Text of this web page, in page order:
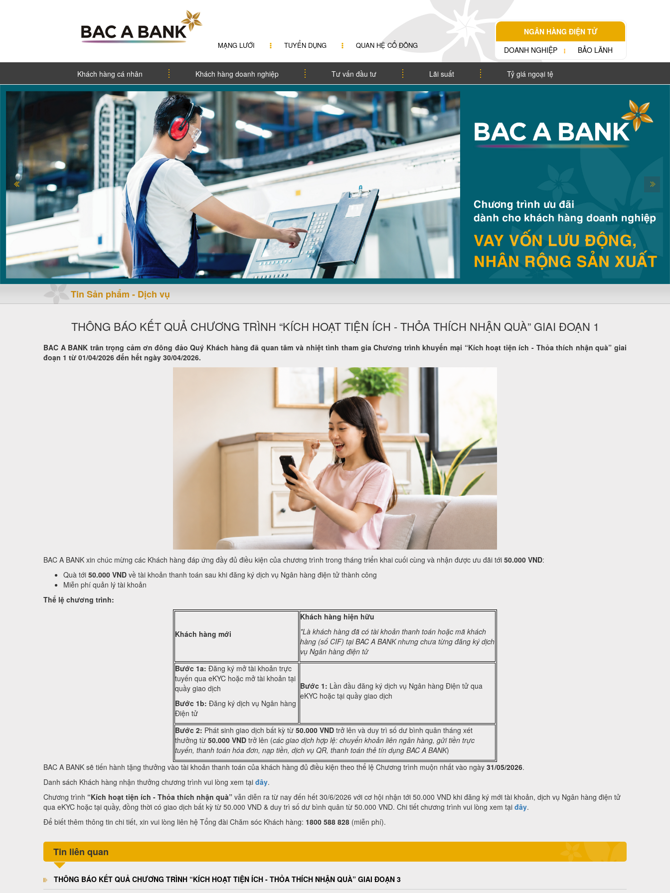
MẠNG LƯỚI TUYỂN DỤNG QUAN HỆ CỔ ĐÔNG
NGÂN HÀNG ĐIỆN TỬ
DOANH NGHIỆP
BẢO LÃNH
Khách hàng cá nhân Khách hàng doanh nghiệp Tư vấn đầu tư Lãi suất Tỷ giá ngoại tệ
Tin Sản phẩm - Dịch vụ
THÔNG BÁO KẾT QUẢ CHƯƠNG TRÌNH “KÍCH HOẠT TIỆN ÍCH - THỎA THÍCH NHẬN QUÀ” GIAI ĐOẠN 1
BAC A BANK trân trọng cảm ơn đông đảo Quý Khách hàng đã quan tâm và nhiệt tình tham gia Chương trình khuyến mại “Kích hoạt tiện ích - Thỏa thích nhận quà” giai
đoạn 1 từ 01/04/2026 đến hết ngày 30/04/2026.
BAC A BANK xin chúc mừng các Khách hàng đáp ứng đầy đủ điều kiện của chương trình trong tháng triển khai cuối cùng và nhận được ưu đãi tới 50.000 VND:
Quà tới 50.000 VND về tài khoản thanh toán sau khi đăng ký dịch vụ Ngân hàng điện tử thành công
Miễn phí quản lý tài khoản
Thể lệ chương trình:
Khách hàng mới
Khách hàng hiện hữu
*Là khách hàng đã có tài khoản thanh toán hoặc mã khách
hàng (số CIF) tại BAC A BANK nhưng chưa từng đăng ký dịch
vụ Ngân hàng điện tử
Bước 1a: Đăng ký mở tài khoản trực
tuyến qua eKYC hoặc mở tài khoản tại
quầy giao dịch
Bước 1b: Đăng ký dịch vụ Ngân hàng
Điện tử
Bước 1: Lần đầu đăng ký dịch vụ Ngân hàng Điện tử qua
eKYC hoặc tại quầy giao dịch
Bước 2: Phát sinh giao dịch bất kỳ từ 50.000 VND trở lên và duy trì số dư bình quân tháng xét
thưởng từ 50.000 VND trở lên (các giao dịch hợp lệ: chuyển khoản liên ngân hàng, gửi tiền trực
tuyến, thanh toán hóa đơn, nạp tiền, dịch vụ QR, thanh toán thẻ tín dụng BAC A BANK)
BAC A BANK sẽ tiến hành tặng thưởng vào tài khoản thanh toán của khách hàng đủ điều kiện theo thể lệ Chương trình muộn nhất vào ngày 31/05/2026.
Danh sách Khách hàng nhận thưởng chương trình vui lòng xem tại đây.
Chương trình “Kích hoạt tiện ích - Thỏa thích nhận quà” vẫn diễn ra từ nay đến hết 30/6/2026 với cơ hội nhận tới 50.000 VND khi đăng ký mới tài khoản, dịch vụ Ngân hàng điện tử
qua eKYC hoặc tại quầy, đồng thời có giao dịch bất kỳ từ 50.000 VND & duy trì số dư bình quân từ 50.000 VND. Chi tiết chương trình vui lòng xem tại đây.
Để biết thêm thông tin chi tiết, xin vui lòng liên hệ Tổng đài Chăm sóc Khách hàng: 1800 588 828 (miễn phí).
Tin liên quan
THÔNG BÁO KẾT QUẢ CHƯƠNG TRÌNH “KÍCH HOẠT TIỆN ÍCH - THỎA THÍCH NHẬN QUÀ” GIAI ĐOẠN 3